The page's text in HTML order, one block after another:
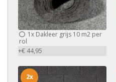
1x Dakleer grijs 10 m2 per
rol
+€ 44,95
2x